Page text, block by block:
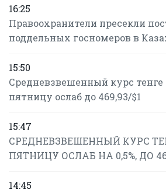
16:25
Правоохранители пресекли
поддельных госномеров в
15:50
Средневзвешенный курс тенге
пятницу ослаб до 469,93/$1
15:47
СРЕДНЕВЗВЕШЕННЫЙ КУРС
ПЯТНИЦУ ОСЛАБ НА 0,5%, ДО
14:45